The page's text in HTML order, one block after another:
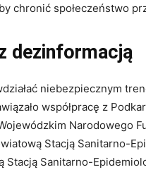
chronić społeczeństwo
dezinformacją
niebezpiecznym
współpracę z
Narodowego
Stacją Sanitarno-
Stacją Sanitarno-